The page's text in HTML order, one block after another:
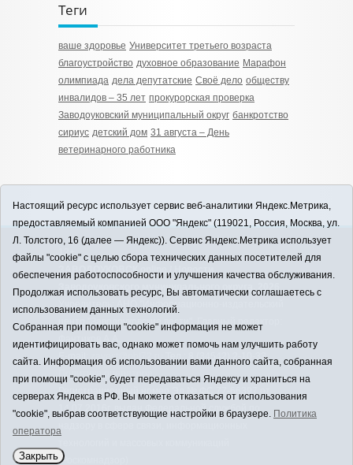
Теги
ваше здоровье Университет третьего возраста
благоустройство духовное образование Марафон
олимпиада дела депутатские Своё дело обществу
инвалидов – 35 лет прокурорская проверка
Заводоуковский муниципальный округ банкротство
сириус детский дом 31 августа – День
ветеринарного работника
12+
ЗАВОДОУКОВСК online / Новости
Заводоуковского муниципального округа, 2026
Учредитель: АНО "Информационно-издательский
центр "Заводоуковские вести". Главный редактор:
E-mail:
zavest@obl72.ru
Тел.: 8 (34542) 2-10-33
Политика оператора
Регистрационный номер Эл № ФС 77-66397 от
14.07.2016г. выдан Федеральной службой по
(Роскомнадзор)
Настоящий ресурс использует сервис веб-аналитики Яндекс.Метрика,
предоставляемый компанией ООО "Яндекс" (119021, Россия, Москва, ул.
Л. Толстого, 16 (далее — Яндекс)). Сервис Яндекс.Метрика использует
файлы "cookie" с целью сбора технических данных посетителей для
обеспечения работоспособности и улучшения качества обслуживания.
Продолжая использовать ресурс, Вы автоматически соглашаетесь с
использованием данных технологий.
Собранная при помощи "cookie" информация не может
идентифицировать вас, однако может помочь нам улучшить работу
сайта. Информация об использовании вами данного сайта, собранная
при помощи "cookie", будет передаваться Яндексу и храниться на
серверах Яндекса в РФ. Вы можете отказаться от использования
"cookie", выбрав соответствующие настройки в браузере. Политика
оператора
Закрыть